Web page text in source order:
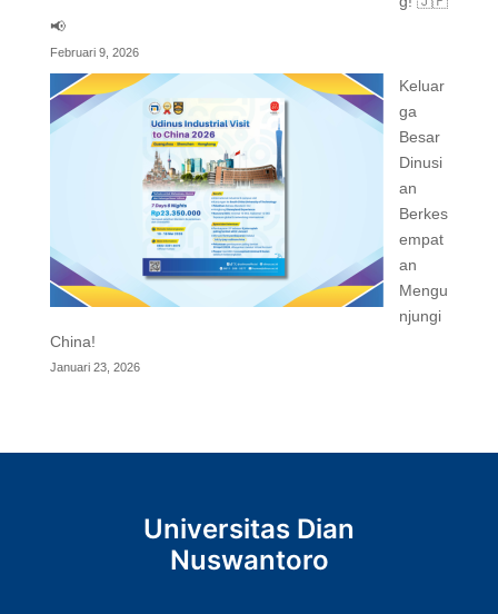
📢
Februari 9, 2026
Keluar
ga
Besar
Dinusi
an
Berkes
empat
an
Mengu
njungi
China!
Januari 23, 2026
Universitas Dian
Nuswantoro